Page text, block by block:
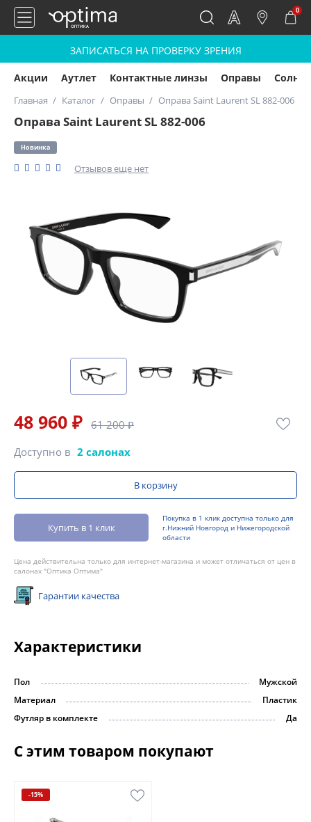
0
ЗАПИСАТЬСЯ НА ПРОВЕРКУ ЗРЕНИЯ
Акции Аутлет Контактные линзы Оправы
Главная Каталог Оправы Оправа Saint Laurent SL 882-006
Оправа Saint Laurent SL 882-006
Новинка
Отзывов еще нет
48 960 ₽ 61 200 ₽
Доступно в 2 салонах
В корзину
Купить в 1 клик
Покупка в 1 клик доступна только для
г.Нижний Новгород и Нижегородской
области
Цена действительна только для интернет-магазина и может отличаться от цен в
салонах "Оптика Оптима"
Гарантии качества
Характеристики
Пол
Мужской
Материал
Пластик
Футляр в комплекте
Да
С этим товаром покупают
-15%